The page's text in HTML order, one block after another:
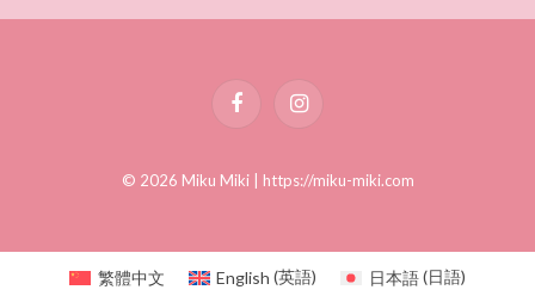
FacebookInstagram
© 2026 Miku Miki | https://miku-miki.com
繁體中文 English (英語) 日本語(日語)